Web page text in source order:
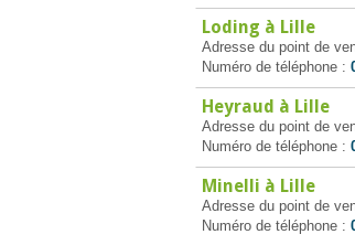
Loding à Lille
Adresse du point de
Numéro de téléphone :
Heyraud à Lille
Adresse du point de
Numéro de téléphone :
Minelli à Lille
Adresse du point de
Numéro de téléphone :